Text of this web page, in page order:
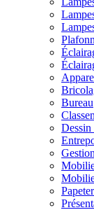
Bureau
Dessin